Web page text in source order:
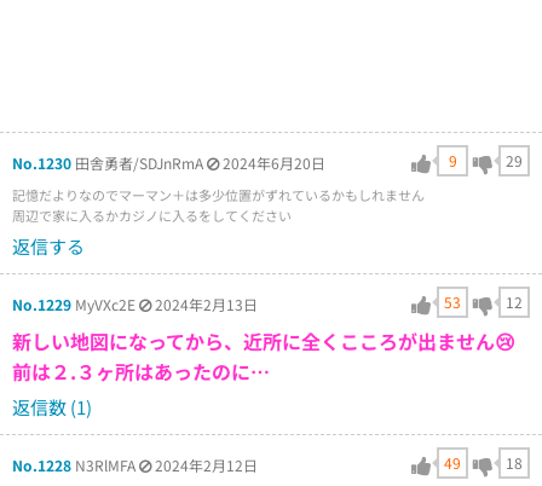
No.1230 田舎勇者/SDJnRmA 2024年6月20日 9 29
記憶だよりなのでマーマン＋は多少位置がずれているかもしれません
周辺で家に入るかカジノに入るをしてください
返信する
No.1229 MyVXc2E 2024年2月13日 53 12
新しい地図になってから、近所に全くこころが出ません😢
前は２.３ヶ所はあったのに…
返信数 (1)
No.1228 N3RlMFA 2024年2月12日 49 18